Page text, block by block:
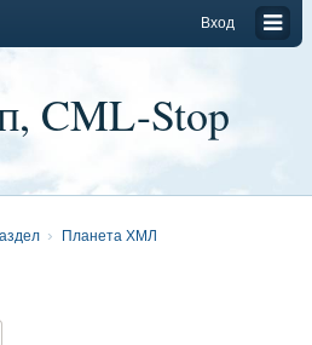
Вход
CML-Stop
Планета ХМЛ